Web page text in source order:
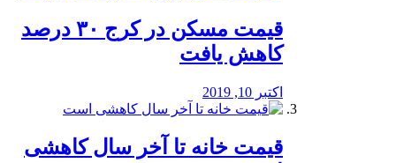
️قیمت مسکن در کرج ۳۰ درصد
کاهش یافت
اکتبر 10, 2019
قیمت خانه تا آخر سال کاهشی